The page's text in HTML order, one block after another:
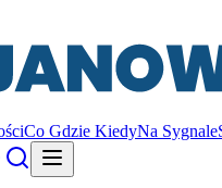
Co Gdzie KiedyNa Sygnale